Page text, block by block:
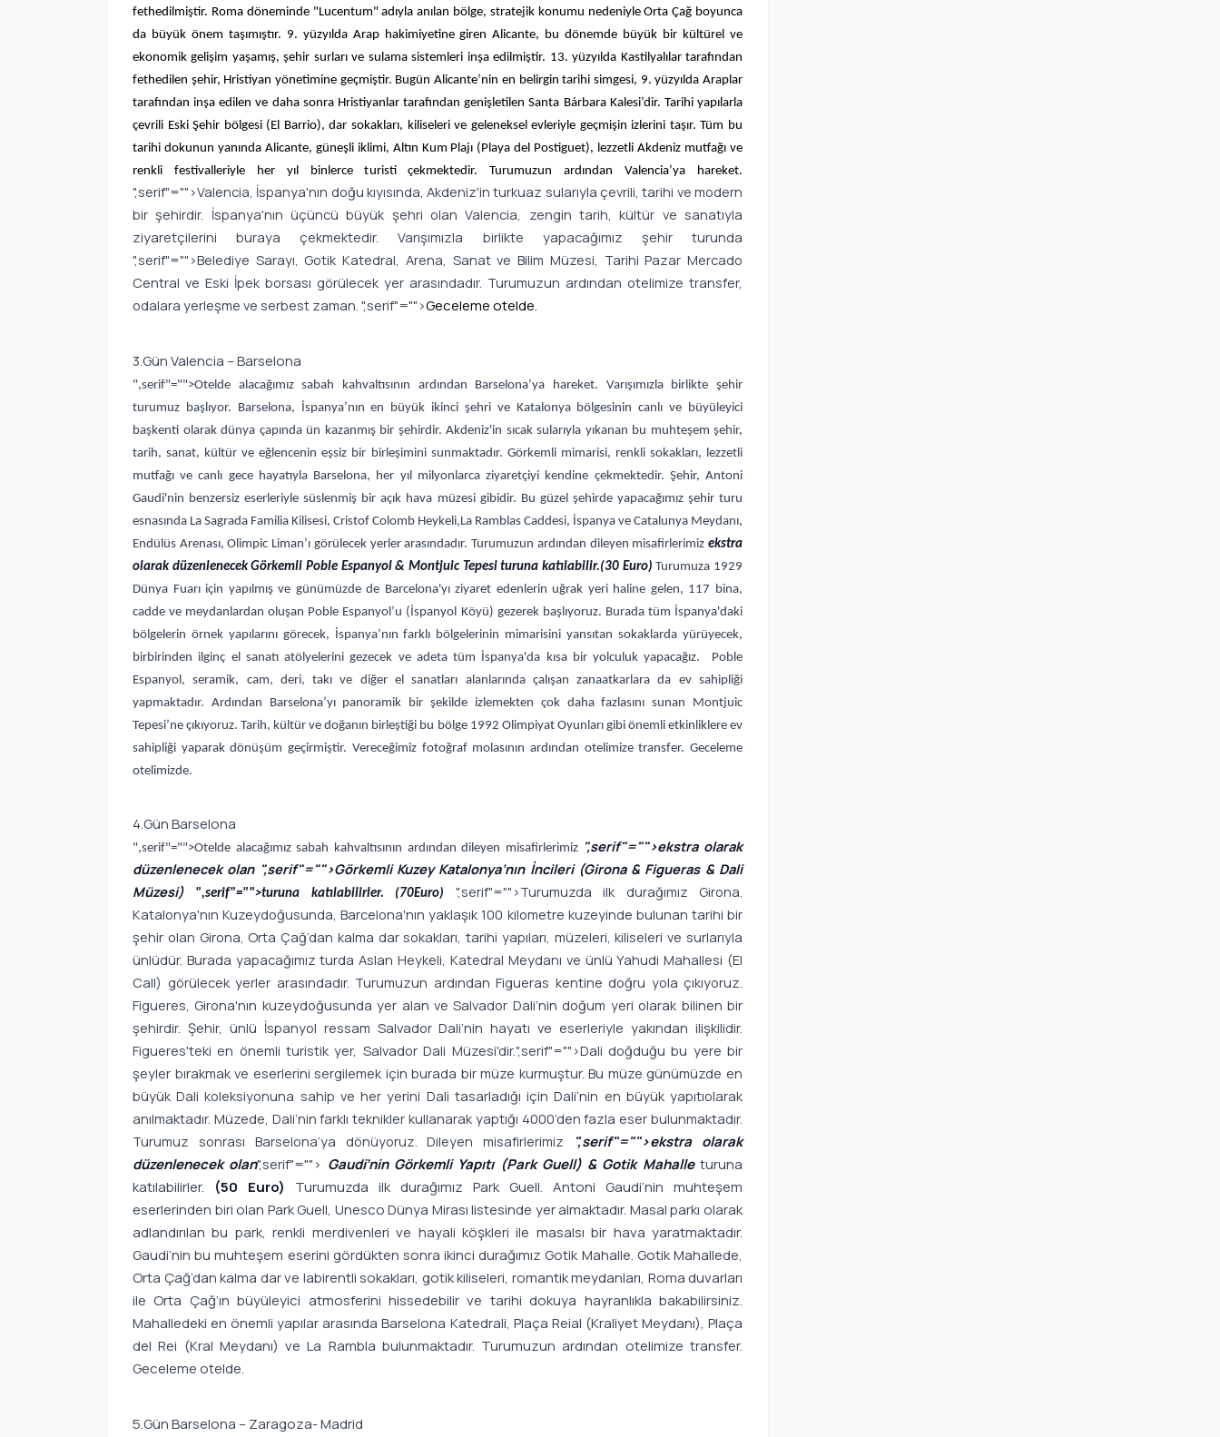
fethedilmiştir. Roma döneminde "Lucentum" adıyla anılan bölge, stratejik konumu nedeniyle Orta Çağ boyunca
da büyük önem taşımıştır. 9. yüzyılda Arap hakimiyetine giren Alicante, bu dönemde büyük bir kültürel ve
ekonomik gelişim yaşamış, şehir surları ve sulama sistemleri inşa edilmiştir. 13. yüzyılda Kastilyalılar tarafından
fethedilen şehir, Hristiyan yönetimine geçmiştir. Bugün Alicante’nin en belirgin tarihi simgesi, 9. yüzyılda Araplar
tarafından inşa edilen ve daha sonra Hristiyanlar tarafından genişletilen Santa Bárbara Kalesi’dir. Tarihi yapılarla
çevrili Eski Şehir bölgesi (El Barrio), dar sokakları, kiliseleri ve geleneksel evleriyle geçmişin izlerini taşır. Tüm bu
tarihi dokunun yanında Alicante, güneşli iklimi, Altın Kum Plajı (Playa del Postiguet), lezzetli Akdeniz mutfağı ve
renkli festivalleriyle her yıl binlerce turisti çekmektedir. Turumuzun ardından Valencia’ya hareket.
",serif"="">Valencia, İspanya'nın doğu kıyısında, Akdeniz'in turkuaz sularıyla çevrili, tarihi ve modern
bir şehirdir. İspanya'nın üçüncü büyük şehri olan Valencia, zengin tarih, kültür ve sanatıyla
ziyaretçilerini buraya çekmektedir. Varışımızla birlikte yapacağımız şehir turunda
",serif"="">Belediye Sarayı, Gotik Katedral, Arena, Sanat ve Bilim Müzesi, Tarihi Pazar Mercado
Central ve Eski İpek borsası görülecek yer arasındadır. Turumuzun ardından otelimize transfer,
odalara yerleşme ve serbest zaman. ",serif"="">Geceleme otelde.
3.Gün Valencia – Barselona
",serif"="">Otelde alacağımız sabah kahvaltısının ardından Barselona’ya hareket. Varışımızla birlikte şehir
turumuz başlıyor. Barselona, İspanya’nın en büyük ikinci şehri ve Katalonya bölgesinin canlı ve büyüleyici
başkenti olarak dünya çapında ün kazanmış bir şehirdir. Akdeniz'in sıcak sularıyla yıkanan bu muhteşem şehir,
tarih, sanat, kültür ve eğlencenin eşsiz bir birleşimini sunmaktadır. Görkemli mimarisi, renkli sokakları, lezzetli
mutfağı ve canlı gece hayatıyla Barselona, her yıl milyonlarca ziyaretçiyi kendine çekmektedir. Şehir, Antoni
Gaudi'nin benzersiz eserleriyle süslenmiş bir açık hava müzesi gibidir. Bu güzel şehirde yapacağımız şehir turu
esnasında La Sagrada Familia Kilisesi, Cristof Colomb Heykeli,La Ramblas Caddesi, İspanya ve Catalunya Meydanı,
Endülüs Arenası, Olimpic Liman’ı görülecek yerler arasındadır. Turumuzun ardından dileyen misafirlerimiz ekstra
olarak düzenlenecek Görkemli Poble Espanyol & Montjuic Tepesi turuna katılabilir.(30 Euro) Turumuza 1929
Dünya Fuarı için yapılmış ve günümüzde de Barcelona'yı ziyaret edenlerin uğrak yeri haline gelen, 117 bina,
cadde ve meydanlardan oluşan Poble Espanyol’u (İspanyol Köyü) gezerek başlıyoruz. Burada tüm İspanya'daki
bölgelerin örnek yapılarını görecek, İspanya’nın farklı bölgelerinin mimarisini yansıtan sokaklarda yürüyecek,
birbirinden ilginç el sanatı atölyelerini gezecek ve adeta tüm İspanya'da kısa bir yolculuk yapacağız. Poble
Espanyol, seramik, cam, deri, takı ve diğer el sanatları alanlarında çalışan zanaatkarlara da ev sahipliği
yapmaktadır. Ardından Barselona’yı panoramik bir şekilde izlemekten çok daha fazlasını sunan Montjuic
Tepesi’ne çıkıyoruz. Tarih, kültür ve doğanın birleştiği bu bölge 1992 Olimpiyat Oyunları gibi önemli etkinliklere ev
sahipliği yaparak dönüşüm geçirmiştir. Vereceğimiz fotoğraf molasının ardından otelimize transfer. Geceleme
otelimizde.
4.Gün Barselona
",serif"="">Otelde alacağımız sabah kahvaltısının ardından dileyen misafirlerimiz ",serif"="">ekstra olarak
düzenlenecek olan ",serif"="">Görkemli Kuzey Katalonya’nın İncileri (Girona & Figueras & Dali
Müzesi)
",serif"="">turuna katılabilirler. (70Euro) ",serif"="">Turumuzda ilk durağımız Girona.
Katalonya'nın Kuzeydoğusunda, Barcelona'nın yaklaşık 100 kilometre kuzeyinde bulunan tarihi bir
şehir olan Girona, Orta Çağ’dan kalma dar sokakları, tarihi yapıları, müzeleri, kiliseleri ve surlarıyla
ünlüdür. Burada yapacağımız turda Aslan Heykeli, Katedral Meydanı ve ünlü Yahudi Mahallesi (El
Call) görülecek yerler arasındadır. Turumuzun ardından Figueras kentine doğru yola çıkıyoruz.
Figueres, Girona'nın kuzeydoğusunda yer alan ve Salvador Dali’nin doğum yeri olarak bilinen bir
şehirdir. Şehir, ünlü İspanyol ressam Salvador Dali’nin hayatı ve eserleriyle yakından ilişkilidir.
Figueres'teki en önemli turistik yer, Salvador Dali Müzesi'dir.",serif"="">Dali doğduğu bu yere bir
şeyler bırakmak ve eserlerini sergilemek için burada bir müze kurmuştur. Bu müze günümüzde en
büyük Dali koleksiyonuna sahip ve her yerini Dali tasarladığı için Dali’nin en büyük yapıtıolarak
anılmaktadır. Müzede, Dali’nin farklı teknikler kullanarak yaptığı 4000’den fazla eser bulunmaktadır.
Turumuz sonrası Barselona’ya dönüyoruz. Dileyen misafirlerimiz
",serif"="">ekstra olarak
düzenlenecek olan",serif"=""> Gaudi’nin Görkemli Yapıtı (Park Guell) & Gotik Mahalleturuna
katılabilirler. (50 Euro) Turumuzda ilk durağımız Park Guell. Antoni Gaudi’nin muhteşem
eserlerinden biri olan Park Guell, Unesco Dünya Mirası listesinde yer almaktadır. Masal parkı olarak
adlandırılan bu park, renkli merdivenleri ve hayali köşkleri ile masalsı bir hava yaratmaktadır.
Gaudi’nin bu muhteşem eserini gördükten sonra ikinci durağımız Gotik Mahalle. Gotik Mahallede,
Orta Çağ’dan kalma dar ve labirentli sokakları, gotik kiliseleri, romantik meydanları, Roma duvarları
ile Orta Çağ’ın büyüleyici atmosferini hissedebilir ve tarihi dokuya hayranlıkla bakabilirsiniz.
Mahalledeki en önemli yapılar arasında Barselona Katedrali, Plaça Reial (Kraliyet Meydanı), Plaça
del Rei (Kral Meydanı) ve La Rambla bulunmaktadır. Turumuzun ardından otelimize transfer.
Geceleme otelde.
5.Gün Barselona – Zaragoza- Madrid